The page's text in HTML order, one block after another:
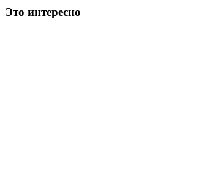
Это интересно